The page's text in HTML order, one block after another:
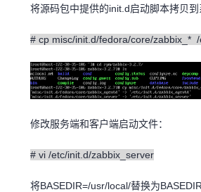
将源码包中提供的init.d启动脚本拷贝到
# cp misc/init.d/fedora/core/zabbix_*
修改服务端和客户端启动文件：
# vi /etc/init.d/zabbix_server
将BASEDIR=/usr/local/替换为